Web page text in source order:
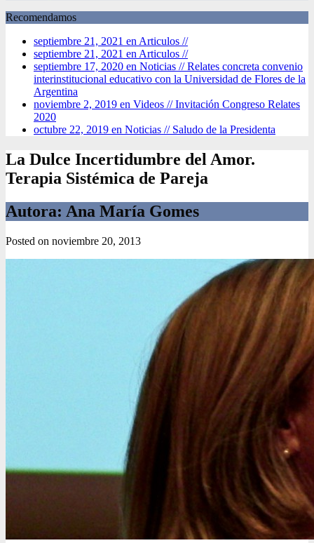
Recomendamos
septiembre 21, 2021 en Articulos //
septiembre 21, 2021 en Articulos //
septiembre 17, 2020 en Noticias //Relates concreta convenio
interinstitucional educativo con la Universidad de Flores de la
Argentina
noviembre 2, 2019 en Videos //Invitación Congreso Relates
2020
octubre 22, 2019 en Noticias // Saludo de la Presidenta
La Dulce Incertidumbre del Amor.
Terapia Sistémica de Pareja
Autora: Ana María Gomes
Posted on noviembre 20, 2013